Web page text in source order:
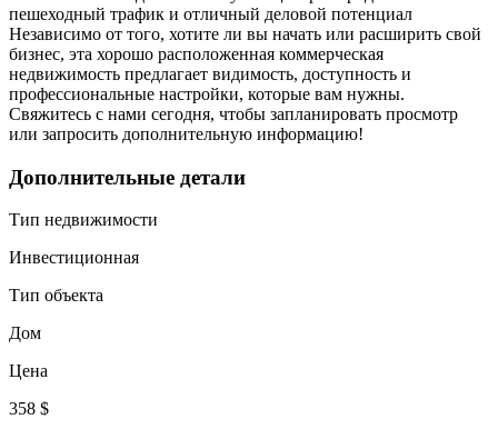
пешеходный трафик и отличный деловой потенциал
Независимо от того, хотите ли вы начать или расширить свой
бизнес, эта хорошо расположенная коммерческая
недвижимость предлагает видимость, доступность и
профессиональные настройки, которые вам нужны.
Свяжитесь с нами сегодня, чтобы запланировать просмотр
или запросить дополнительную информацию!
Дополнительные детали
Тип недвижимости
Инвестиционная
Тип объекта
Дом
Цена
358 $